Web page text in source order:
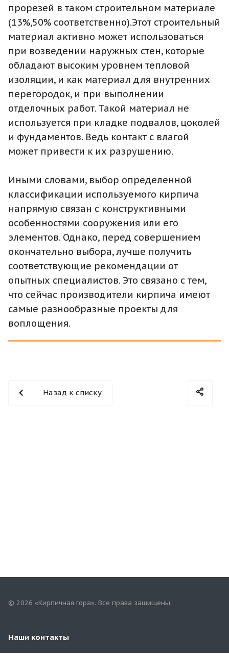
прорезей в таком строительном материале
(13%,50% соответственно).Этот строительный
материал активно может использоваться
при возведении наружных стен, которые
обладают высоким уровнем тепловой
изоляции, и как материал для внутренних
перегородок, и при выполнении
отделочных работ. Такой материал не
используется при кладке подвалов, цоколей
и фундаментов. Ведь контакт с влагой
может привести к их разрушению.
Иными словами, выбор определенной
классификации используемого кирпича
напрямую связан с конструктивными
особенностями сооружения или его
элементов. Однако, перед совершением
окончательно выбора, лучше получить
соответствующие рекомендации от
опытных специалистов. Это связано с тем,
что сейчас производители кирпича имеют
самые разнообразные проекты для
воплощения.
Назад к списку
© 2026 «Кирпичная гора». Все права защищены.
Наши контакты
+7(958)268-82-02